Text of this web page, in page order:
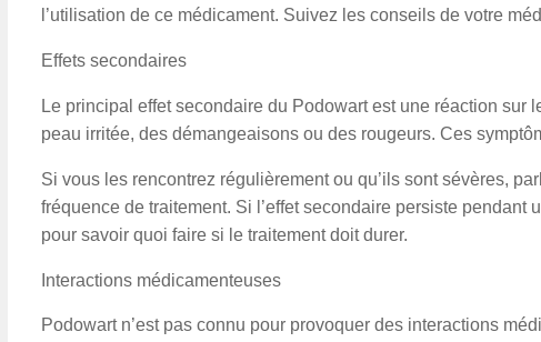
l’utilisation de ce médicament. Suivez les conseils de votre
Effets secondaires
Le principal effet secondaire du Podowart est une réaction
peau irritée, des démangeaisons ou des rougeurs. Ces
Si vous les rencontrez régulièrement ou qu’ils sont sévères,
fréquence de traitement. Si l’effet secondaire persiste
pour savoir quoi faire si le traitement doit durer.
Interactions médicamenteuses
Podowart n’est pas connu pour provoquer des interactions